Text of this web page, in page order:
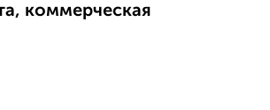
коммерческая